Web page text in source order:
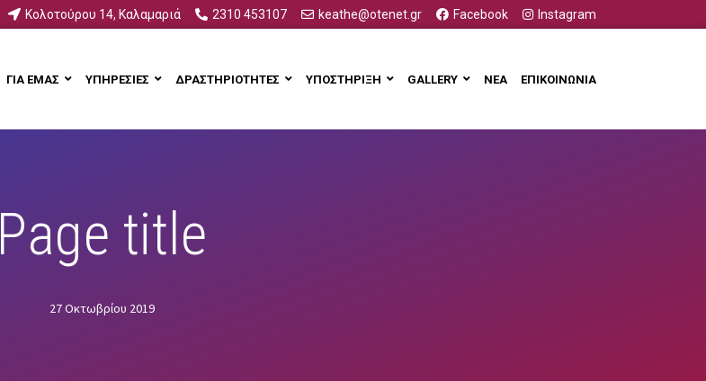
Κολοτούρου 14, Καλαμαριά 2310 453107 keathe@otenet.gr Facebook Instagram
ΓΙΑ ΕΜΑΣ ΥΠΗΡΕΣΙΕΣ ΔΡΑΣΤΗΡΙΟΤΗΤΕΣ ΥΠΟΣΤΗΡΙΞΗ GALLERY ΝΕΑ ΕΠΙΚΟΙΝΩΝΙΑ
Page title
27 Οκτωβρίου 2019